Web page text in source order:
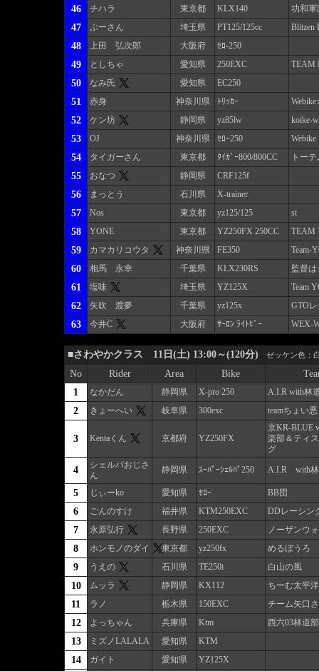
46 チハラ 東京都 KLX140 功和軍
47 ぶーさん 埼玉県 PT125/125cc Blitzen
48 上田 弘次郎 大阪府 ｾﾛ-250
49 としちゃ 愛知県 250EXC TEAM
50 なみ氏 愛知県 EC250
51 赤身 神奈川県 ﾄﾘｯｶｰ
52 ケン坊 静岡県 yz85lw koike-
53 OJ 神奈川県 ｾﾛｰ250 Webike
54 タイガーさん 東京都 ﾀｲｶﾞｰ800/800CC トー
55 おなつ 静岡県 CRF125f
56 まっとう 石川県 X-trainer
57 Nos 東京都 yz125/125 st
58 YONE 東京都 YZ250FX 250CC TEAM
59 カマカリコウタ 神奈川県 FE350 Team-
60 相馬 永幸 千葉県 KLX230RS 監督
61 塩味 埼玉県 YZ125X Team
62 矢吹 渡夢 千葉県 yz125x GTO
63 今井C 大阪府 ｻｰﾛﾝ ﾗｲﾄﾋﾞｰ WEX-
■さわやかクラス 11日(土) 13:00～(120分) ゼッケン色：
No Rider Area Bike
1
なかだん 静岡県 X-pro 250 A.I.R with林
2 きょーへい 岐阜県 300exc teamちょい悪
3 Kentaくん 京都府 YZ250FX
京KR-BLUE
楽部＆ティ
グ
4
シェルパおじさ
ん
静岡県 ｽｰﾊﾟｰｼｪﾙﾊﾟ250 A.I.R with
5 じぃーko 愛知県 ｾﾛｰ BB団
6 ごんのすけ 福井県 KTM250EXC DDレーシン
7 永原弘行 長野県 250EXC ノーザンウ
8 ホンモノのダイ 東京都 yz250fx めるぼうろ
9 うえの 石川県 TE250i 白山の風
10 ムッラ 静岡県 KX112 ちーむ太平洋
11 ラノ 栃木県 150EXC チーム矢口
12 よっちゃん 兵庫県 Ktm 西六03林道部
13 ミズノLALALA 愛知県 KTM
14 ガイト 愛知県 YZ125X